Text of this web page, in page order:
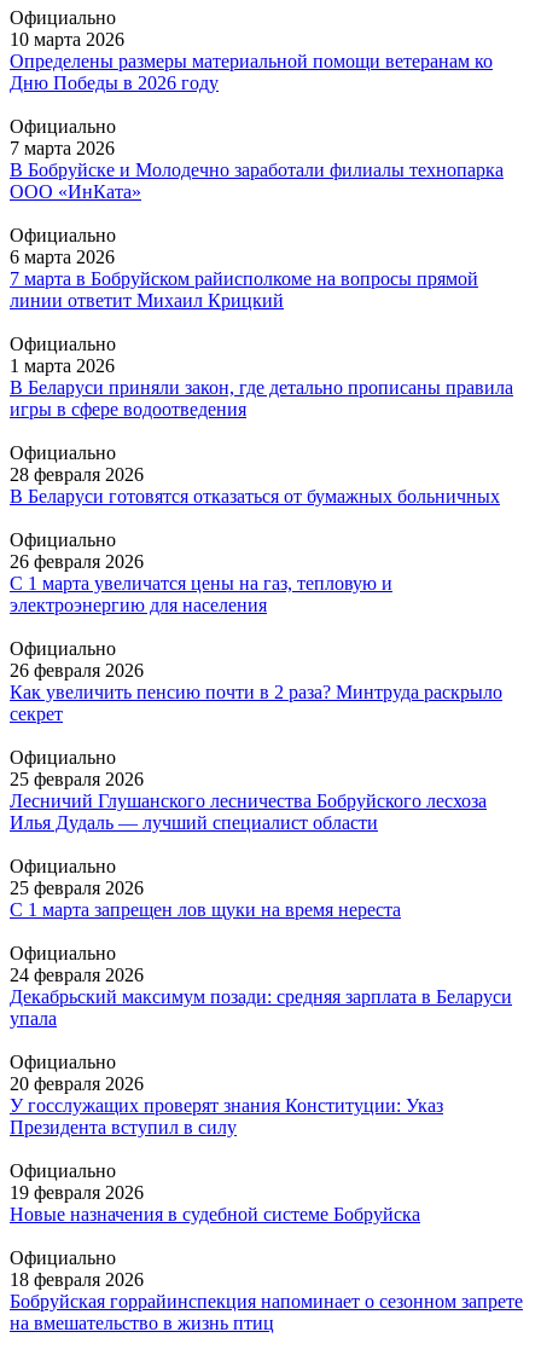
Официально
10 марта 2026
Определены размеры материальной помощи ветеранам ко
Дню Победы в 2026 году
Официально
7 марта 2026
В Бобруйске и Молодечно заработали филиалы технопарка
ООО «ИнКата»
Официально
6 марта 2026
7 марта в Бобруйском райисполкоме на вопросы прямой
линии ответит Михаил Крицкий
Официально
1 марта 2026
В Беларуси приняли закон, где детально прописаны правила
игры в сфере водоотведения
Официально
28 февраля 2026
В Беларуси готовятся отказаться от бумажных больничных
Официально
26 февраля 2026
С 1 марта увеличатся цены на газ, тепловую и
электроэнергию для населения
Официально
26 февраля 2026
Как увеличить пенсию почти в 2 раза? Минтруда раскрыло
секрет
Официально
25 февраля 2026
Лесничий Глушанского лесничества Бобруйского лесхоза
Илья Дудаль — лучший специалист области
Официально
25 февраля 2026
С 1 марта запрещен лов щуки на время нереста
Официально
24 февраля 2026
Декабрьский максимум позади: средняя зарплата в Беларуси
упала
Официально
20 февраля 2026
У госслужащих проверят знания Конституции: Указ
Президента вступил в силу
Официально
19 февраля 2026
Новые назначения в судебной системе Бобруйска
Официально
18 февраля 2026
Бобруйская горрайинспекция напоминает о сезонном запрете
на вмешательство в жизнь птиц